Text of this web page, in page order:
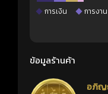
การเงิน การงาน
ข้อมูลร้านค้า
อภิญ